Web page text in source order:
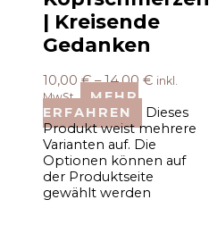
| Kreisende
Gedanken
10,00€–14,00 € inkl.
MwSt.
MEHR
ERFAHREN
Dieses
Produkt weist mehrere
Varianten auf. Die
Optionen können auf
der Produktseite
gewählt werden